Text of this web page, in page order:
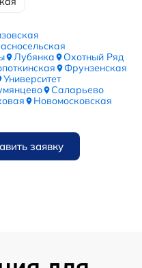
Лубянка
Охотный Ряд
Фрунзенская
Университет
Саларьево
Новомосковская
заявку